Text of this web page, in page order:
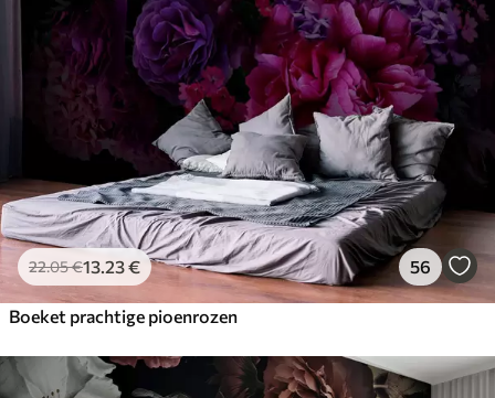
22.05€13 .23€ 56
Boeket prachtige pioenrozen